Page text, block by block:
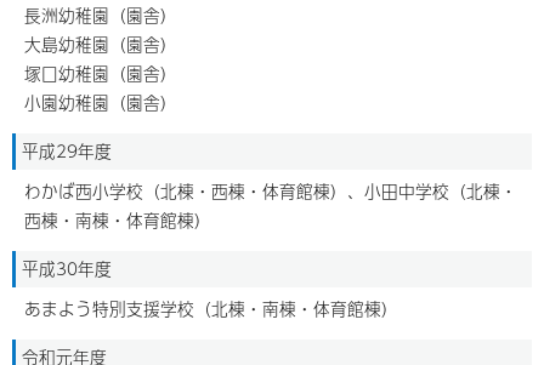
長洲幼稚園（園舎）
大島幼稚園（園舎）
塚口幼稚園（園舎）
小園幼稚園（園舎）
平成29年度
わかば西小学校（北棟・西棟・体育館棟）、小田中学校（北棟・
西棟・南棟・体育館棟）
平成30年度
あまよう特別支援学校（北棟・南棟・体育館棟）
令和元年度